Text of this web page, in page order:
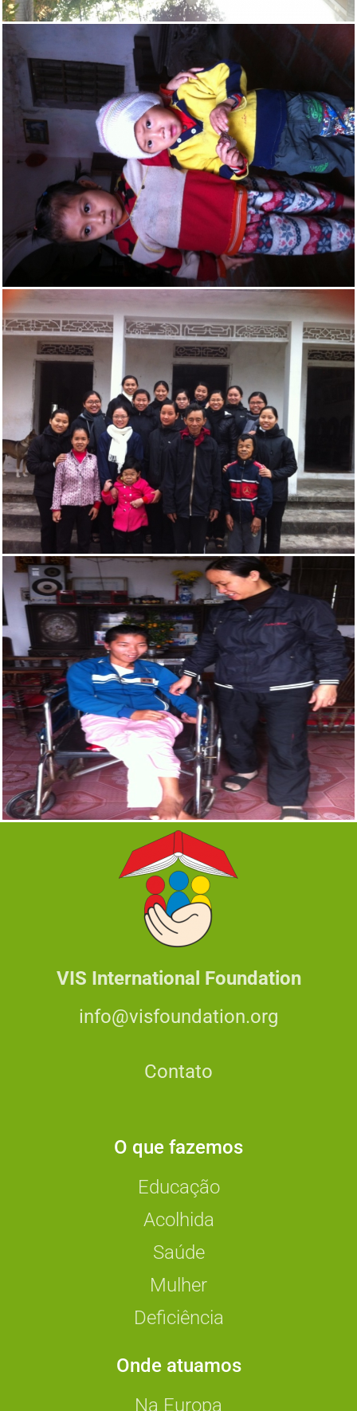
VIS International Foundation
info@visfoundation.org
Contato
O que fazemos
Educação
Acolhida
Saúde
Mulher
Deficiência
Onde atuamos
Na Europa